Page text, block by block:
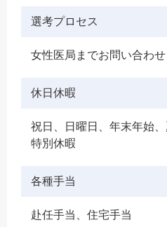
選考プロセス
女性医局までお問い合わせ
休日休暇
祝日、日曜日、年末年始、
特別休暇
各種手当
赴任手当、住宅手当